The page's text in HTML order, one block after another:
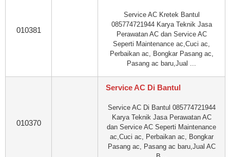
010381
Service AC Kretek Bantul
085774721944 Karya Teknik Jasa
Perawatan AC dan Service AC
Seperti Maintenance ac,Cuci ac,
Perbaikan ac, Bongkar Pasang ac,
Pasang ac baru,Jual ...
010370
Service AC Di Bantul
Service AC Di Bantul 085774721944
Karya Teknik Jasa Perawatan AC
dan Service AC Seperti Maintenance
ac,Cuci ac, Perbaikan ac, Bongkar
Pasang ac, Pasang ac baru,Jual AC